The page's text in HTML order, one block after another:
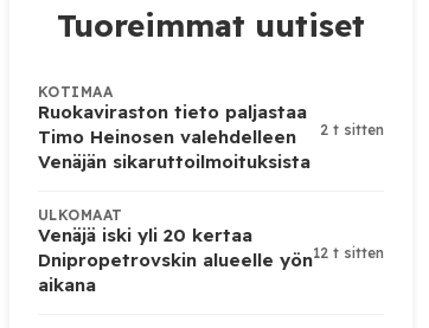
Tuoreimmat uutiset
KOTIMAA
Ruokaviraston tieto paljastaa
Timo Heinosen valehdelleen
Venäjän sikaruttoilmoituksista
2 t sitten
ULKOMAAT
Venäjä iski yli 20 kertaa
Dnipropetrovskin alueelle yön
aikana
12 t sitten